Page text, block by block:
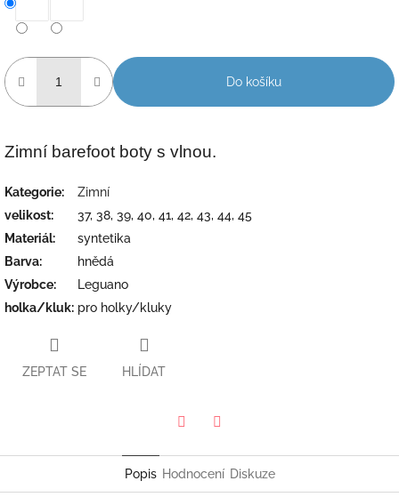
Do košíku
Zimní barefoot boty s vlnou.
Kategorie:
Zimní
velikost:
37, 38, 39, 40, 41, 42, 43, 44, 45
Materiál:
syntetika
Barva:
hnědá
Výrobce:
Leguano
holka/kluk: pro holky/kluky
ZEPTAT SE HLÍDAT
Popis Hodnocení Diskuze